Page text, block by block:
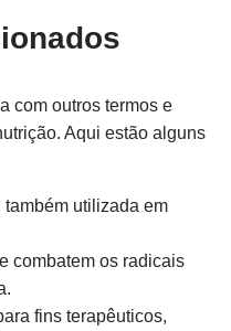
com outros termos e
Aqui estão alguns
utilizada em
combatem os radicais
fins terapêuticos,